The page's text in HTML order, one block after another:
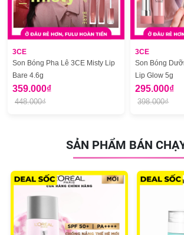
3CE
Son Bóng Pha Lê 3CE Misty Lip
Bare 4.6g
359.000₫
448.000₫
3CE
Son Bóng
Lip Glow 5g
295.000₫
398.000₫
SẢN PHẨM BÁN